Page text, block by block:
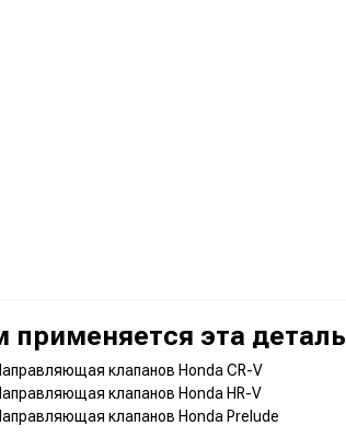
применяется эта деталь
клапанов Honda CR-V
клапанов Honda HR-V
клапанов Honda Prelude